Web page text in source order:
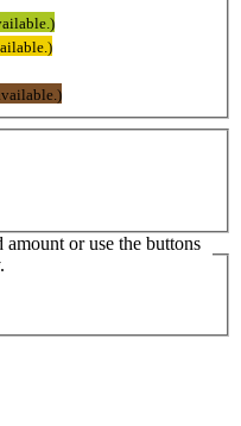
or use the buttons